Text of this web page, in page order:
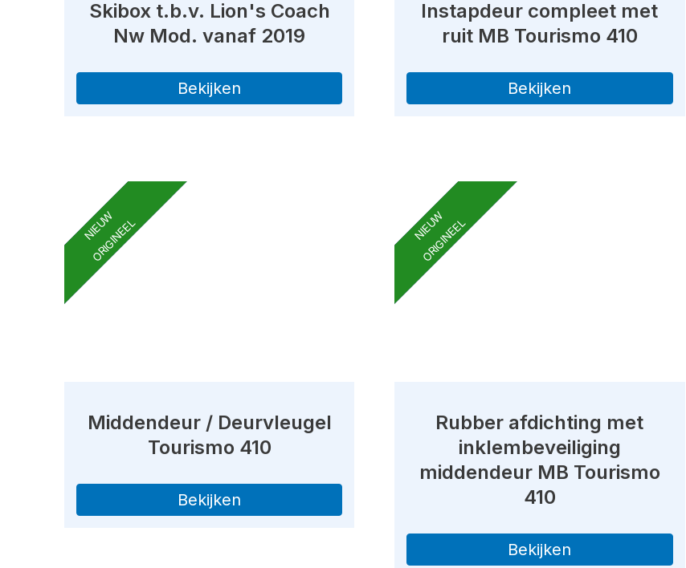
Skibox t.b.v. Lion's Coach
Nw Mod. vanaf 2019
Bekijken
Instapdeur compleet met
ruit MB Tourismo 410
Bekijken
NIEUW
ORIGINEEL
Middendeur / Deurvleugel
Tourismo 410
Bekijken
NIEUW
ORIGINEEL
Rubber afdichting met
inklembeveiliging
middendeur MB Tourismo
410
Bekijken